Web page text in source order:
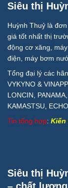
Siêu thị
Huỳnh Thuỷ là
giá tốt nhất thị
động cơ xăng,
điện, máy bơm
Tổng đại lý các
VYKYNO &
LONCIN,
KAMASTSU,
Tin tổng hợp: Kiến
Siêu thị